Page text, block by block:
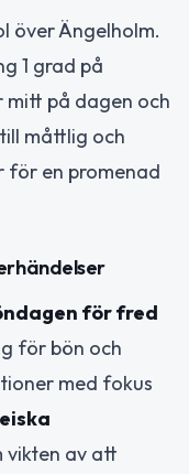
över Ängelholm.
1 grad på
mitt på dagen och
måttlig och
för en promenad
för fred
för bön och
med fokus
vikten av att